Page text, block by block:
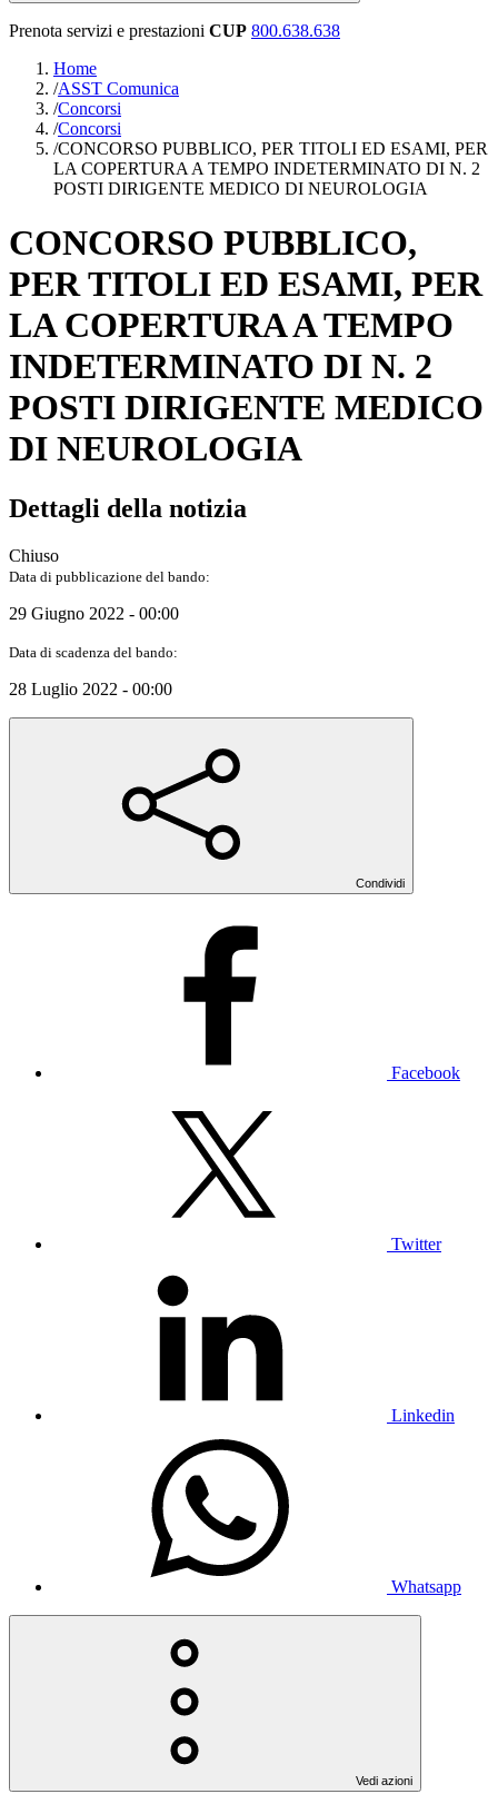
Prenota servizi e prestazioni CUP 800.638.638
Home
/ASST Comunica
/Concorsi
/Concorsi
/CONCORSO PUBBLICO, PER TITOLI ED ESAMI, PER
LA COPERTURA A TEMPO INDETERMINATO DI N. 2
POSTI DIRIGENTE MEDICO DI NEUROLOGIA
CONCORSO PUBBLICO,
PER TITOLI ED ESAMI, PER
LA COPERTURA A TEMPO
INDETERMINATO DI N. 2
POSTI DIRIGENTE MEDICO
DI NEUROLOGIA
Dettagli della notizia
Chiuso
Data di pubblicazione del bando:
29 Giugno 2022 - 00:00
Data di scadenza del bando:
28 Luglio 2022 - 00:00
Condividi
Facebook
Twitter
Linkedin
Whatsapp
Vedi azioni